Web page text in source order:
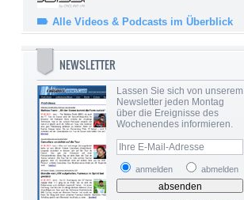
Alle Videos & Podcasts im Überblick
NEWSLETTER
Lassen Sie sich von unserem
Newsletter jeden Montag
über die Ereignisse des
Wochenendes informieren.
anmelden abmelden